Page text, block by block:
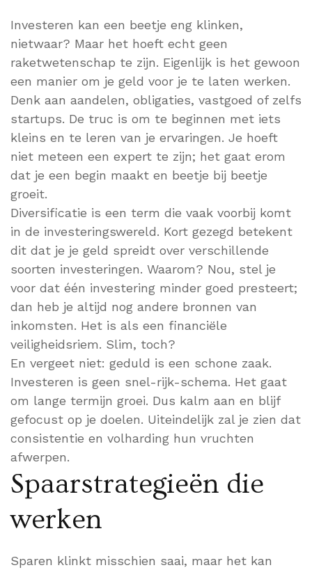
Investeren kan een beetje eng klinken,
nietwaar? Maar het hoeft echt geen
raketwetenschap te zijn. Eigenlijk is het gewoon
een manier om je geld voor je te laten werken.
Denk aan aandelen, obligaties, vastgoed of zelfs
startups. De truc is om te beginnen met iets
kleins en te leren van je ervaringen. Je hoeft
niet meteen een expert te zijn; het gaat erom
dat je een begin maakt en beetje bij beetje
groeit.
Diversificatie is een term die vaak voorbij komt
in de investeringswereld. Kort gezegd betekent
dit dat je je geld spreidt over verschillende
soorten investeringen. Waarom? Nou, stel je
voor dat één investering minder goed presteert;
dan heb je altijd nog andere bronnen van
inkomsten. Het is als een financiële
veiligheidsriem. Slim, toch?
En vergeet niet: geduld is een schone zaak.
Investeren is geen snel-rijk-schema. Het gaat
om lange termijn groei. Dus kalm aan en blijf
gefocust op je doelen. Uiteindelijk zal je zien dat
consistentie en volharding hun vruchten
afwerpen.
Spaarstrategieën die
werken
Sparen klinkt misschien saai, maar het kan